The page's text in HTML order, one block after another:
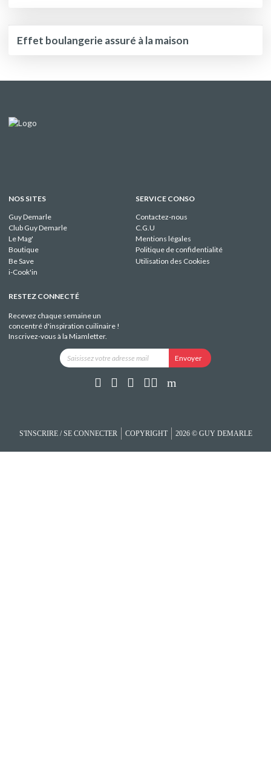
Effet boulangerie assuré à la maison
NOS SITES
Guy Demarle
Club Guy Demarle
Le Mag'
Boutique
Be Save
i-Cook'in
SERVICE CONSO
Contactez-nous
C.G.U
Mentions légales
Politique de confidentialité
Utilisation des Cookies
RESTEZ CONNECTÉ
Recevez chaque semaine un
concentré d'inspiration cuilinaire !
Inscrivez-vous à la Miamletter.
S'INSCRIRE / SE CONNECTER COPYRIGHT 2026 © GUY DEMARLE